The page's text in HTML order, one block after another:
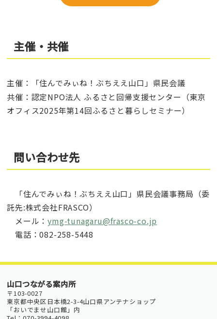
主催・共催
主催：「住んでみぃね！ぶちええ山口」県民会議
共催：認定NPO法人 ふるさと回帰支援センター（東京
オフィス2025年第14回ふるさと暮らしセミナー）
問い合わせ先
「住んでみぃね！ぶちええ山口」県民会議事務局（委
託先:株式会社FRASCO）
メール：ymg-tunagaru@frasco-co.jp
電話：082-258-5448
山口つながる案内所
〒103-0027
東京都中央区日本橋2-3-4山口県アンテナショップ
「おいでませ山口館」内